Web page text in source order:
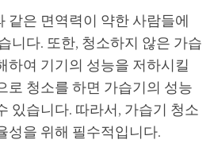
같은 면역력이 약한 사람들에
니다. 또한, 청소하지 않은 가습
하여 기기의 성능을 저하시킬
로 청소를 하면 가습기의 성능
있습니다. 따라서, 가습기 청소
성을 위해 필수적입니다.